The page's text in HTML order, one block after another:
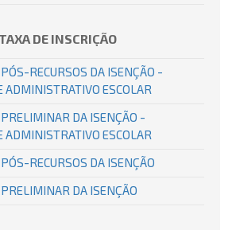
DE INSCRIÇÃO
RECURSOS DA ISENÇÃO -
ADMINISTRATIVO ESCOLAR
PRELIMINAR DA ISENÇÃO -
ADMINISTRATIVO ESCOLAR
RECURSOS DA ISENÇÃO
PRELIMINAR DA ISENÇÃO